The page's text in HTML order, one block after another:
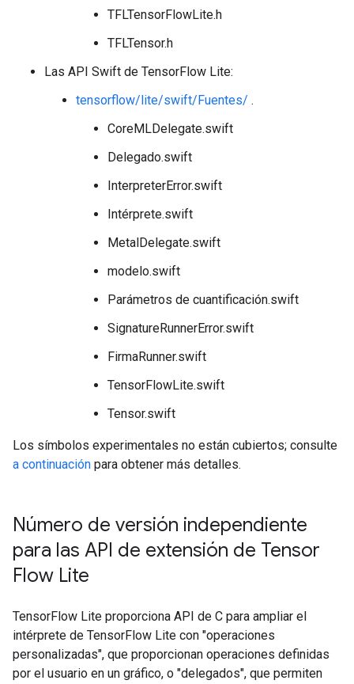
TFLTensorFlowLite.h
TFLTensor.h
Las API Swift de TensorFlow Lite:
tensorflow/lite/swift/Fuentes/ .
CoreMLDelegate.swift
Delegado.swift
InterpreterError.swift
Intérprete.swift
MetalDelegate.swift
modelo.swift
Parámetros de cuantificación.swift
SignatureRunnerError.swift
FirmaRunner.swift
TensorFlowLite.swift
Tensor.swift
Los símbolos experimentales no están cubiertos; consulte
a continuación para obtener más detalles.
Número de versión independiente
para las API de extensión de Tensor
Flow Lite
TensorFlow Lite proporciona API de C para ampliar el
intérprete de TensorFlow Lite con "operaciones
personalizadas", que proporcionan operaciones definidas
por el usuario en un gráfico, o "delegados", que permiten